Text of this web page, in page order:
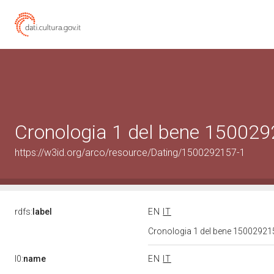
Cronologia 1 del bene
https://w3id.org/arco/resource/Dating/1500292157-1
rdfs: label EN
IT
Cronologia 1 del bene
l0:name EN
IT